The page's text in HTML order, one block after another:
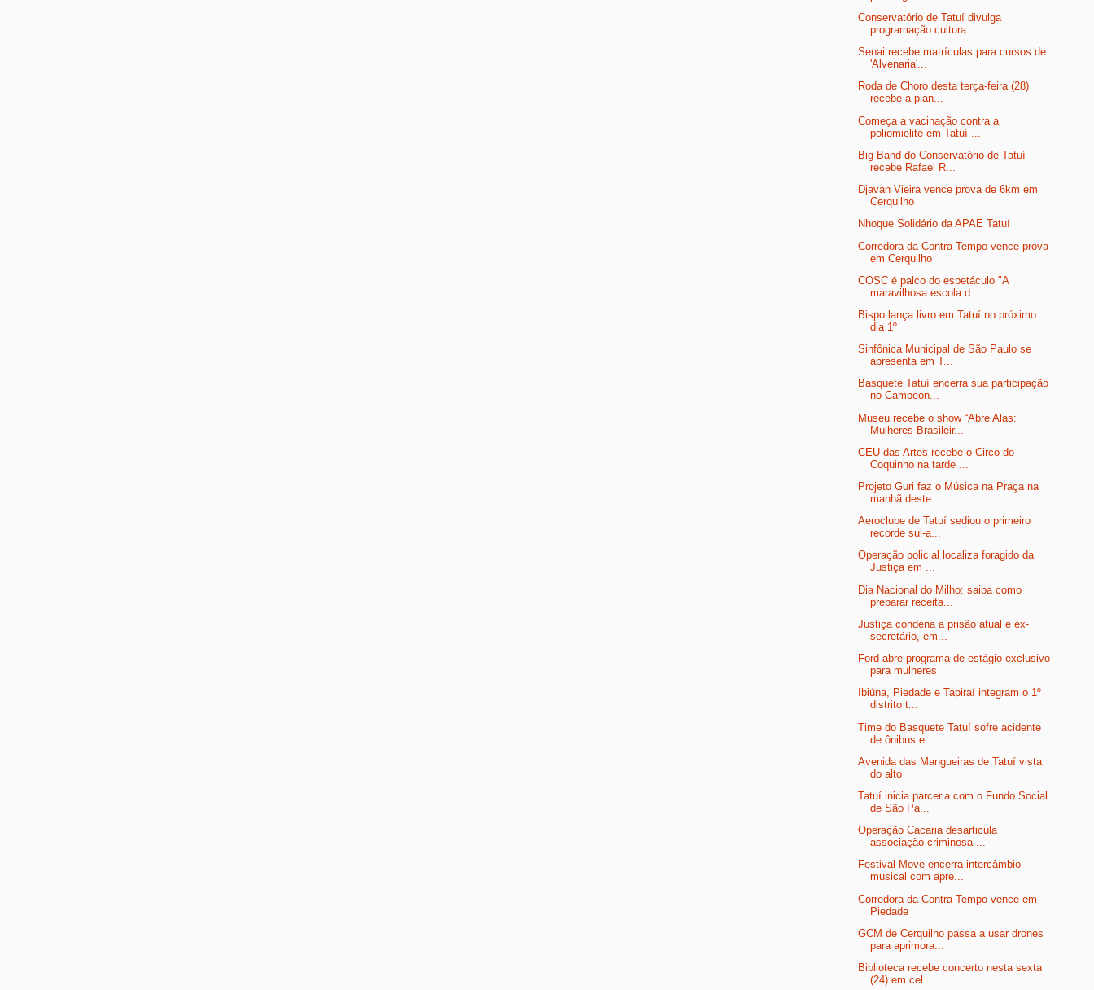
Conservatório de Tatuí divulga
programação cultura...
Senai recebe matrículas para cursos de
'Alvenaria'...
Roda de Choro desta terça-feira (28)
recebe a pian...
Começa a vacinação contra a
poliomielite em Tatuí ...
Big Band do Conservatório de Tatuí
recebe Rafael R...
Djavan Vieira vence prova de 6km em
Cerquilho
Nhoque Solidário da APAE Tatuí
Corredora da Contra Tempo vence prova
em Cerquilho
COSC é palco do espetáculo "A
maravilhosa escola d...
Bispo lança livro em Tatuí no próximo
dia 1º
Sinfônica Municipal de São Paulo se
apresenta em T...
Basquete Tatuí encerra sua participação
no Campeon...
Museu recebe o show “Abre Alas:
Mulheres Brasileir...
CEU das Artes recebe o Circo do
Coquinho na tarde ...
Projeto Guri faz o Música na Praça na
manhã deste ...
Aeroclube de Tatuí sediou o primeiro
recorde sul-a...
Operação policial localiza foragido da
Justiça em ...
Dia Nacional do Milho: saiba como
preparar receita...
Justiça condena a prisão atual e ex-
secretário, em...
Ford abre programa de estágio exclusivo
para mulheres
Ibiúna, Piedade e Tapiraí integram o 1º
distrito t...
Time do Basquete Tatuí sofre acidente
de ônibus e ...
Avenida das Mangueiras de Tatuí vista
do alto
Tatuí inicia parceria com o Fundo Social
de São Pa...
Operação Cacaria desarticula
associação criminosa ...
Festival Move encerra intercâmbio
musical com apre...
Corredora da Contra Tempo vence em
Piedade
GCM de Cerquilho passa a usar drones
para aprimora...
Biblioteca recebe concerto nesta sexta
(24) em cel...